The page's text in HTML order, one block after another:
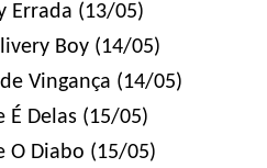
Errada (13/05)
Boy (14/05)
Vingança (14/05)
É Delas (15/05)
O Diabo (15/05)